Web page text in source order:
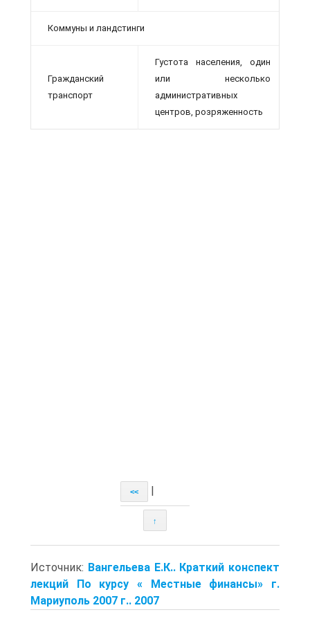
Коммуны и ландстинги
Гражданский
транспорт
Густота населения, один
или несколько
административных
центров, розряженность
<<
↑
Источник: Вангельева Е.К.. Краткий конспект
лекций По курсу « Местные финансы» г.
Мариуполь 2007 г.. 2007